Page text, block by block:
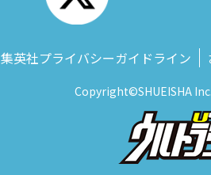
集英社プライバシーガイドライン
Copyright©SHUEISHA